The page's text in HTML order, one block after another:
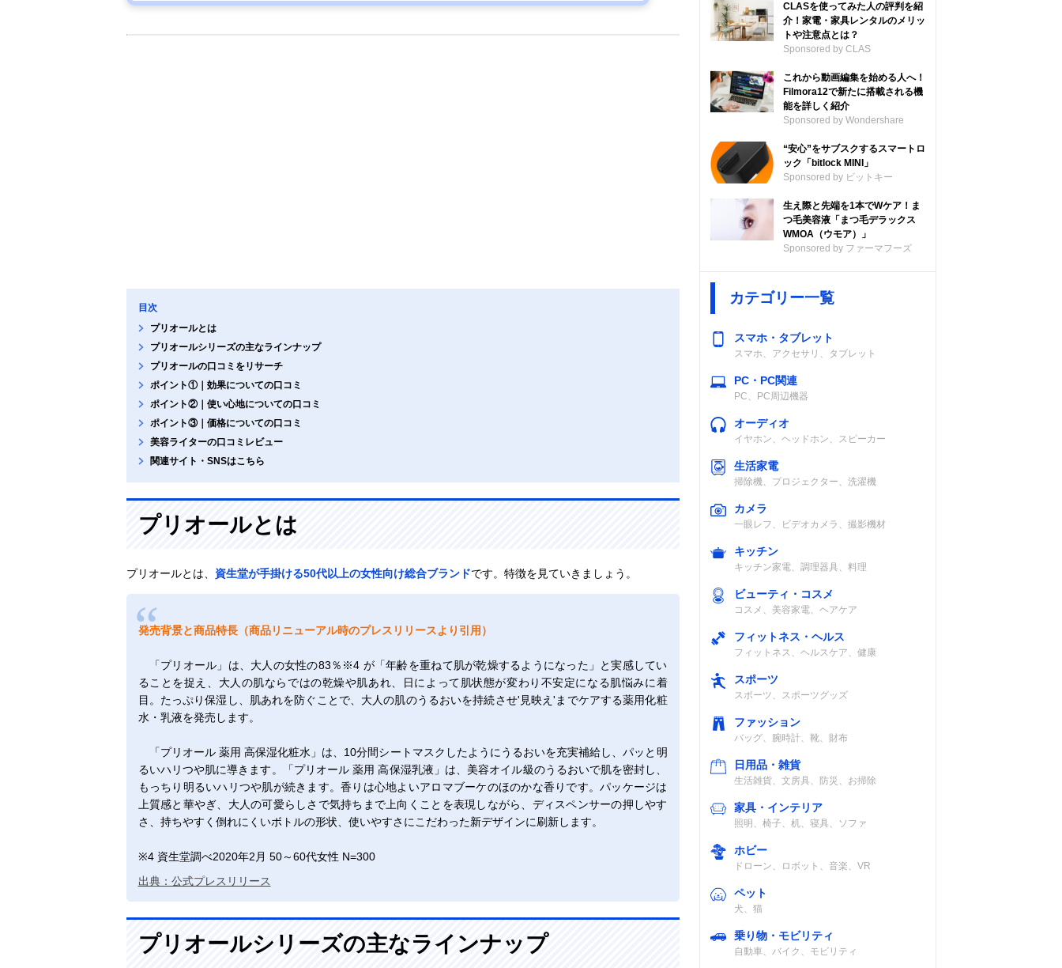
目次
プリオールとは
プリオールシリーズの主なラインナップ
プリオールの口コミをリサーチ
ポイント①｜効果についての口コミ
ポイント②｜使い心地についての口コミ
ポイント③｜価格についての口コミ
美容ライターの口コミレビュー
関連サイト・SNSはこちら
プリオールとは
プリオールとは、 資生堂が手掛ける50代以上の女性向け総合ブランドです。特徴を見ていきましょう。
発売背景と商品特長（商品リニューアル時のプレスリリースより引用）
「プリオール」は、大人の女性の83％※4 が「年齢を重ねて肌が乾燥するようになった」と実感してい
ることを捉え、大人の肌ならではの乾燥や肌あれ、日によって肌状態が変わり不安定になる肌悩みに着
目。たっぷり保湿し、肌あれを防ぐことで、大人の肌のうるおいを持続させ'見映え'までケアする薬用化粧
水・乳液を発売します。
「プリオール 薬用 高保湿化粧水」は、10分間シートマスクしたようにうるおいを充実補給し、パッと明
るいハリつや肌に導きます。「プリオール 薬用 高保湿乳液」は、美容オイル級のうるおいで肌を密封し、
もっちり明るいハリつや肌が続きます。香りは心地よいアロマブーケのほのかな香りです。パッケージは
上質感と華やぎ、大人の可愛らしさで気持ちまで上向くことを表現しながら、ディスペンサーの押しやす
さ、持ちやすく倒れにくいボトルの形状、使いやすさにこだわった新デザインに刷新します。
※4 資生堂調べ2020年2月 50～60代女性 N=300
出典：公式プレスリリース
プリオールシリーズの主なラインナップ
CLASを使ってみた人の評判を紹
介！家電・家具レンタルのメリッ
トや注意点とは？
Sponsored by CLAS
これから動画編集を始める人へ！
Filmora12で新たに搭載される機
能を詳しく紹介
Sponsored by Wondershare
“安心”をサブスクするスマートロ
ック「bitlock MINI」
Sponsored by ビットキー
生え際と先端を1本でWケア！ま
つ毛美容液「まつ毛デラックス
WMOA（ウモア）」
Sponsored by ファーマフーズ
カテゴリー一覧
スマホ・タブレット
スマホ、アクセサリ、タブレット
PC・PC関連
PC、PC周辺機器
オーディオ
イヤホン、ヘッドホン、スピーカー
生活家電
掃除機、プロジェクター、洗濯機
カメラ
一眼レフ、ビデオカメラ、撮影機材
キッチン
キッチン家電、調理器具、料理
ビューティ・コスメ
コスメ、美容家電、ヘアケア
フィットネス・ヘルス
フィットネス、ヘルスケア、健康
スポーツ
スポーツ、スポーツグッズ
ファッション
バッグ、腕時計、靴、財布
日用品・雑貨
生活雑貨、文房具、防災、お掃除
家具・インテリア
照明、椅子、机、寝具、ソファ
ホビー
ドローン、ロボット、音楽、VR
ペット
犬、猫
乗り物・モビリティ
自動車、バイク、モビリティ